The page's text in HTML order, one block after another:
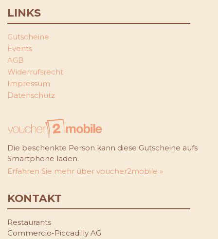
LINKS
Gutscheine
Events
AGB
Widerrufsrecht
Impressum
Datenschutz
Die beschenkte Person kann diese Gutscheine aufs
Smartphone laden.
Erfahren Sie mehr über voucher2mobile »
KONTAKT
Restaurants
Commercio-Piccadilly AG